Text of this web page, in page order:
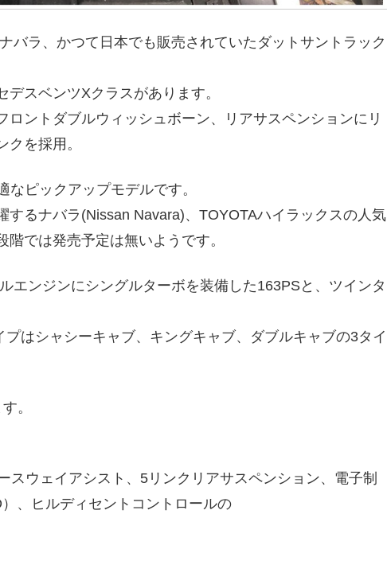
バラ、かつて日本でも販売されていたダットサントラック
スベンツXクラスがあります。
ロントダブルウィッシュボーン、リアサスペンションにリ
を採用。
ピックアップモデルです。
するナバラ(Nissan Navara)、TOYOTAハイラックスの人気
では発売予定は無いようです。
エンジンにシングルターボを装備した163PSと、ツインタ
はシャシーキャブ、キングキャブ、ダブルキャブの3タイ
。
スウェイアシスト、5リンクリアサスペンション、電子制
、ヒルディセントコントロールの